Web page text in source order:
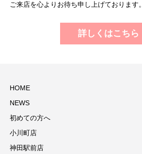
ご来店を心よりお待ち申し上げております。
詳しくはこちら
HOME
NEWS
初めての方へ
小川町店
神田駅前店